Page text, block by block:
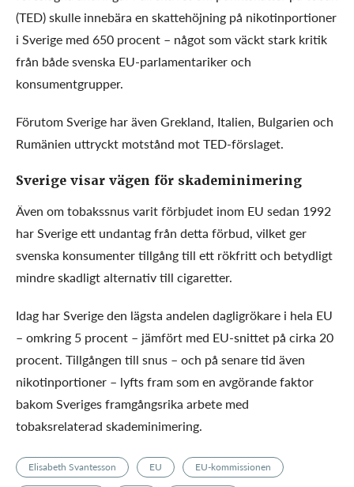
(TED) skulle innebära en skattehöjning på nikotinportioner
i Sverige med 650 procent – något som väckt stark kritik
från både svenska EU-parlamentariker och
konsumentgrupper.
Förutom Sverige har även Grekland, Italien, Bulgarien och
Rumänien uttryckt motstånd mot TED-förslaget.
Sverige visar vägen för skademinimering
Även om tobakssnus varit förbjudet inom EU sedan 1992
har Sverige ett undantag från detta förbud, vilket ger
svenska konsumenter tillgång till ett rökfritt och betydligt
mindre skadligt alternativ till cigaretter.
Idag har Sverige den lägsta andelen dagligrökare i hela EU
– omkring 5 procent – jämfört med EU-snittet på cirka 20
procent. Tillgången till snus – och på senare tid även
nikotinportioner – lyfts fram som en avgörande faktor
bakom Sveriges framgångsrika arbete med
tobaksrelaterad skademinimering.
Elisabeth Svantesson EU EU-kommissionen